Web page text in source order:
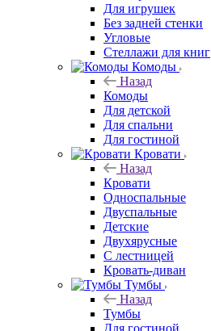
Для игрушек
Без задней стенки
Угловые
Стеллажи для книг
Комоды
Назад
Комоды
Для детской
Для спальни
Для гостиной
Кровати
Назад
Кровати
Односпальные
Двуспальные
Детские
Двухярусные
С лестницей
Кровать-диван
Тумбы
Назад
Тумбы
Для гостиной